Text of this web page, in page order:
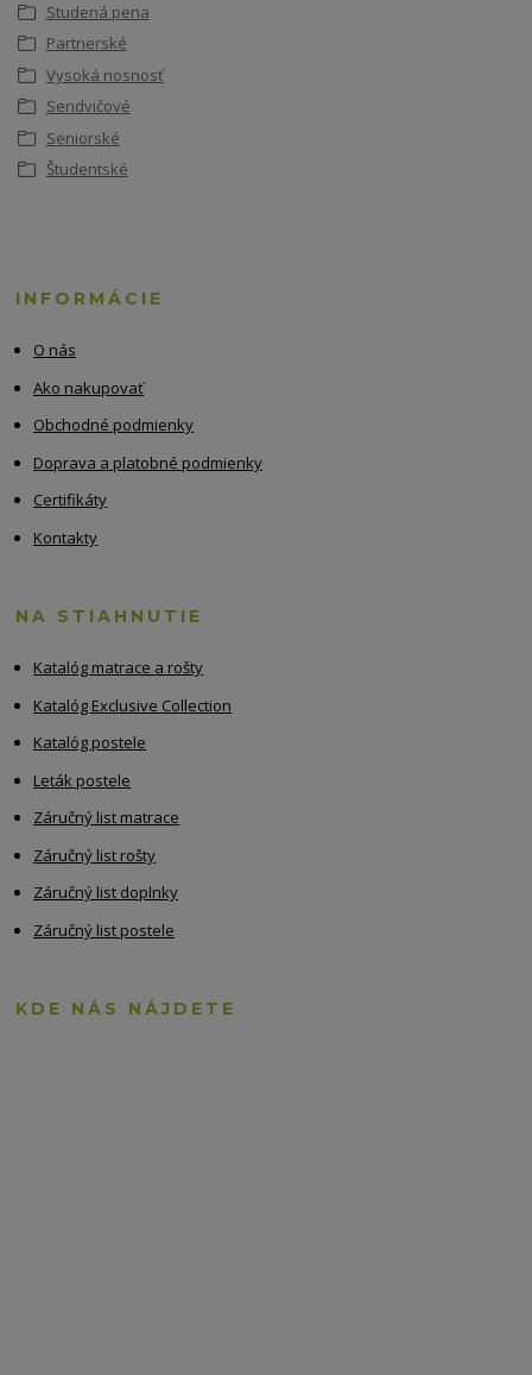
Studená pena
Partnerské
Vysoká nosnosť
Sendvičové
Seniorské
Študentské
INFORMÁCIE
O nás
Ako nakupovať
Obchodné podmienky
Doprava a platobné podmienky
Certifikáty
Kontakty
NA STIAHNUTIE
Katalóg matrace a rošty
Katalóg Exclusive Collection
Katalóg postele
Leták postele
Záručný list matrace
Záručný list rošty
Záručný list doplnky
Záručný list postele
KDE NÁS NÁJDETE